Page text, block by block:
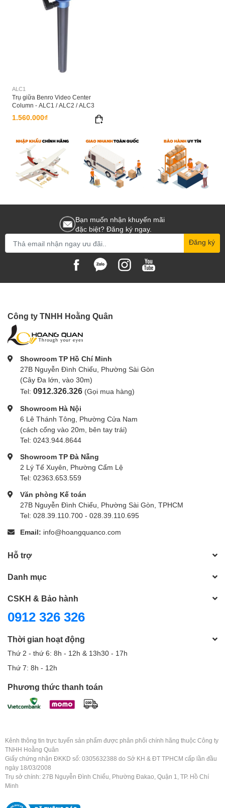
ALC1
Trụ giữa Benro Video Center
Column - ALC1 / ALC2 / ALC3
1.560.000₫
Bạn muốn nhận khuyến mãi
đặc biệt? Đăng ký ngay.
Đăng ký
Công ty TNHH Hoằng Quân
Showroom TP Hồ Chí Minh
27B Nguyễn Đình Chiểu, Phường Sài Gòn
(Cây Đa lớn, vào 30m)
Tel: 0912.326.326 (Gọi mua hàng)
Showroom Hà Nội
6 Lê Thánh Tông, Phường Cửa Nam
(cách cổng vào 20m, bên tay trái)
Tel: 0243.944.8644
Showroom TP Đà Nẵng
2 Lý Tế Xuyên, Phường Cẩm Lệ
Tel: 02363.653.559
Văn phòng Kế toán
27B Nguyễn Đình Chiểu, Phường Sài Gòn, TPHCM
Tel: 028.39.110.700 - 028.39.110.695
Email: info@hoangquanco.com
Hỗ trợ
Danh mục
CSKH & Bảo hành
0912 326 326
Thời gian hoạt động
Thứ 2 - thứ 6: 8h - 12h & 13h30 - 17h
Thứ 7: 8h - 12h
Phương thức thanh toán
Kênh thông tin trực tuyến sản phẩm được phân phối chính hãng thuộc Công ty
TNHH Hoằng Quân
Giấy chứng nhận ĐKKD số: 0305632388 do Sở KH & ĐT TPHCM cấp lần đầu
ngày 18/03/2008
Trụ sở chính: 27B Nguyễn Đình Chiểu, Phường Đakao, Quận 1, TP. Hồ Chí
Minh